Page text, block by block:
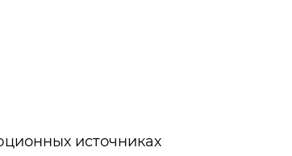
источникахСтаниславович